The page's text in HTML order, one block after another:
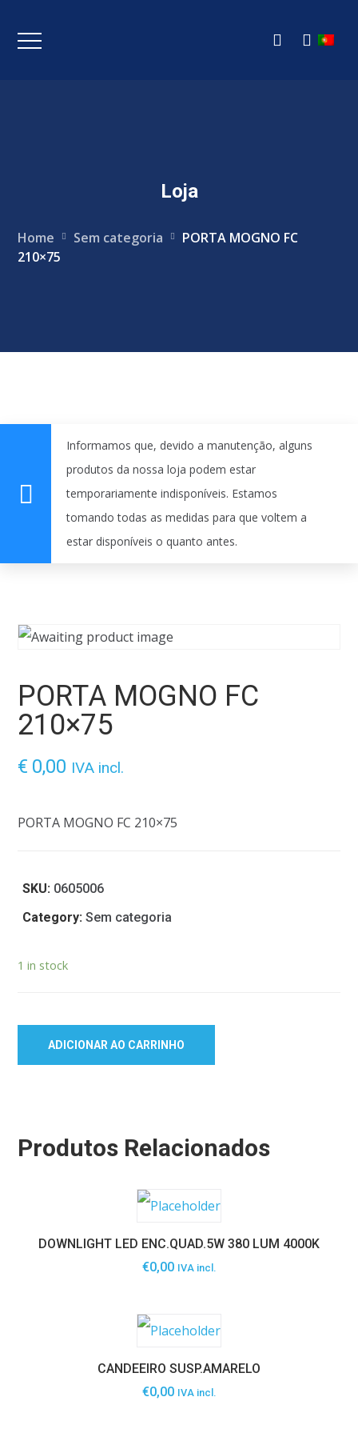
Loja
Home Sem categoria
PORTA MOGNO FC
210×75
Informamos que, devido a manutenção, alguns
produtos da nossa loja podem estar
temporariamente indisponíveis. Estamos
tomando todas as medidas para que voltem a
estar disponíveis o quanto antes.
PORTA MOGNO FC
210×75
€ 0,00 IVA incl.
PORTA MOGNO FC 210×75
SKU: 0605006
Category:Sem categoria
1 in stock
ADICIONAR AO CARRINHO
Produtos Relacionados
DOWNLIGHT LED ENC.QUAD.5W 380 LUM 4000K
€0,00 IVA incl.
CANDEEIRO SUSP.AMARELO
€0,00 IVA incl.